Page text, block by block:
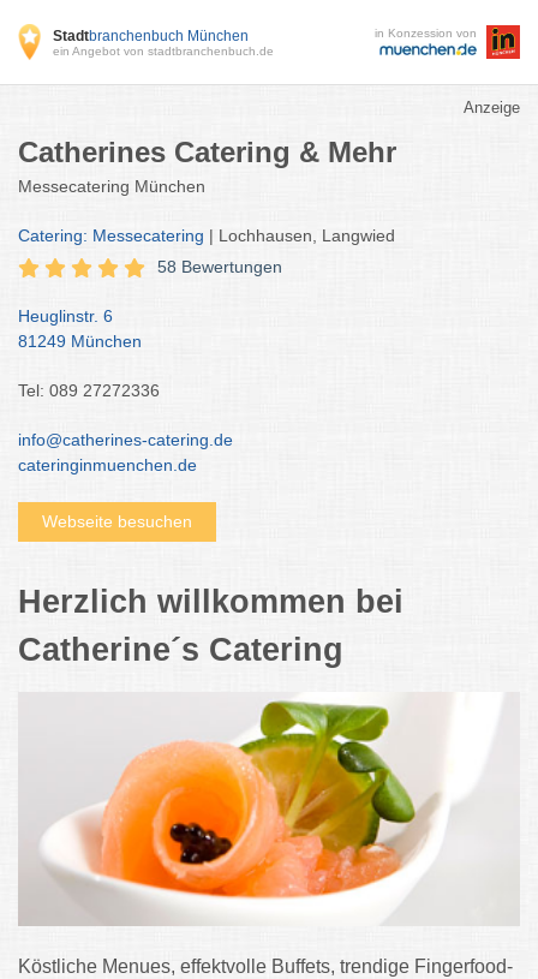
Stadtbranchenbuch München
ein Angebot von stadtbranchenbuch.de
in Konzession von
Anzeige
Catherines Catering & Mehr
Messecatering München
Catering: Messecatering | Lochhausen, Langwied
58 Bewertungen
Heuglinstr. 6
81249 München
Tel: 089 27272336
info@catherines-catering.de
cateringinmuenchen.de
Webseite besuchen
Herzlich willkommen bei
Catherine´s Catering
Köstliche Menues, effektvolle Buffets, trendige Fingerfood-